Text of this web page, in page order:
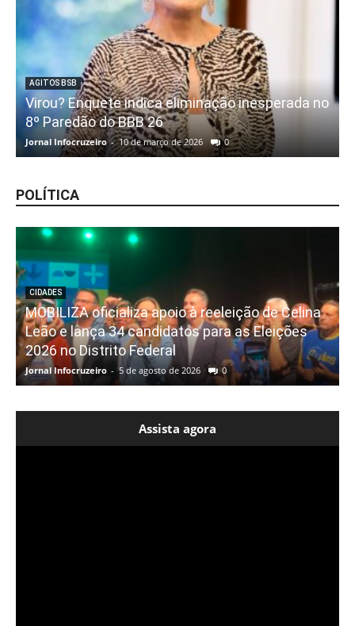
AGITOS BSB
Virou? Enquete indica eliminação inesperada no
8º Paredão do BBB 26
Jornal Infocruzeiro - 10 de março de 2026 0
POLÍTICA
CIDADES
MOBILIZA oficializa apoio à reeleição de Celina
Leão e lança 34 candidatos para as Eleições
2026 no Distrito Federal
Jornal Infocruzeiro - 5 de agosto de 2026 0
Assista agora